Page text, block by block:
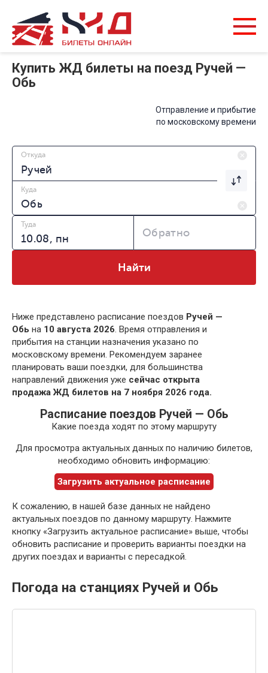
Купить ЖД билеты на поезд Ручей —
Обь
Отправление и прибытие
по московскому времени
Откуда
Куда
Туда
Обратно
Найти
Ниже представлено расписание поездов Ручей —
Обь на 10 августа 2026. Время отправления и
прибытия на станции назначения указано по
московскому времени. Рекомендуем заранее
планировать ваши поездки, для большинства
направлений движения уже сейчас открыта
продажа ЖД билетов на 7 ноября 2026 года.
Расписание поездов Ручей — Обь
Какие поезда ходят по этому маршруту
Для просмотра актуальных данных по наличию билетов,
необходимо обновить информацию:
Загрузить актуальное расписание
К сожалению, в нашей базе данных не найдено
актуальных поездов по данному маршруту. Нажмите
кнопку «Загрузить актуальное расписание» выше, чтобы
обновить расписание и проверить варианты поездки на
других поездах и варианты с пересадкой.
Погода на станциях Ручей и Обь